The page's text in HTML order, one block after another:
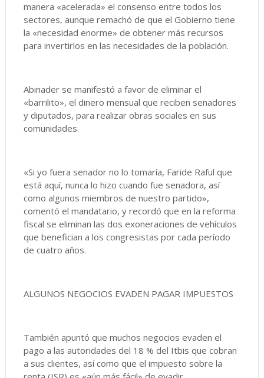
manera «acelerada» el consenso entre todos los
sectores, aunque remachó de que el Gobierno tiene
la «necesidad enorme» de obtener más recursos
para invertirlos en las necesidades de la población.
Abinader se manifestó a favor de eliminar el
«barrilito», el dinero mensual que reciben senadores
y diputados, para realizar obras sociales en sus
comunidades.
«Si yo fuera senador no lo tomaría, Faride Raful que
está aquí, nunca lo hizo cuando fue senadora, así
como algunos miembros de nuestro partido»,
comentó el mandatario, y recordó que en la reforma
fiscal se eliminan las dos exoneraciones de vehículos
que benefician a los congresistas por cada período
de cuatro años.
ALGUNOS NEGOCIOS EVADEN PAGAR IMPUESTOS
También apuntó que muchos negocios evaden el
pago a las autoridades del 18 % del Itbis que cobran
a sus clientes, así como que el impuesto sobre la